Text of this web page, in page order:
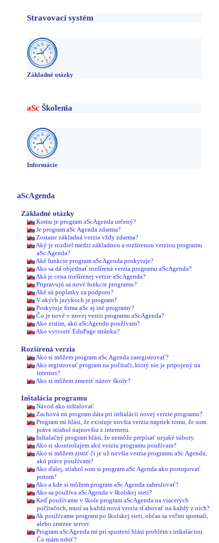
Stravovací systém
Základné otázky
aSc Školenia
Informácie
aScAgenda
Základné otázky
Komu je program aScAgenda určený?
Je program aSc Agenda zdarma?
Zostane základná verzia vždy zdarma?
Aký je rozdiel medzi základnou a rozšírenou verziou programu
aSc Agenda?
Aké funkcie program aScAgenda poskytuje?
Ako sa dá objednať rozšírená verzia programu aScAgenda?
Aká je cena rozšírenej verzie aScAgenda?
Pripravujú sa nové funkcie programu?
Aké sú poplatky za podporu?
V akých jazykoch je program?
Poskytuje firma aSc aj iné programy?
Čo je nové v novej verzii programu aScAgenda?
Ako zistím, akú aScAgendu používam?
Ako vytvoriť EduPage stránku?
Rozšírená verzia
Ako si môžem program aSc Agenda zaregistrovať?
Ako registrovať program na počítači, ktorý nie je pripojený na
internet?
Ako si môžem zmeniť názov školy?
Inštalácia programu
Návod ako inštalovať
Zachová mi program dáta pri inštalácii novej verzie programu?
Program mi hlási, že existuje novšia verzia napriek tomu, že som
práve stiahol najnovšiu z internetu.
Inštalačný program hlási, že nemôže prepísať nejaké súbory.
Ako si skontrolujem akú verziu programu používam?
Ako si môžem zistiť či je už novšia verzia programu aSc Agenda,
akú práve používam?
Ako ďalej, stiahol som si program aSc Agenda ako postupovať
potom?
Ako a kde si môžem program aSc Agenda zaheslovať?
Ako sa používa aScAgenda v školskej sieti?
Keď používame v škole program aScAgenda na viacerých
počítačoch, musí sa každá nová verzia sťahovať na každý z nich?
Ak používame program po školskej sieti, občas sa veľmi spomalí,
alebo zmrzne server.
Program aScAgenda mi pri spustení hlási problém s inštaláciou.
Čo mám robiť?